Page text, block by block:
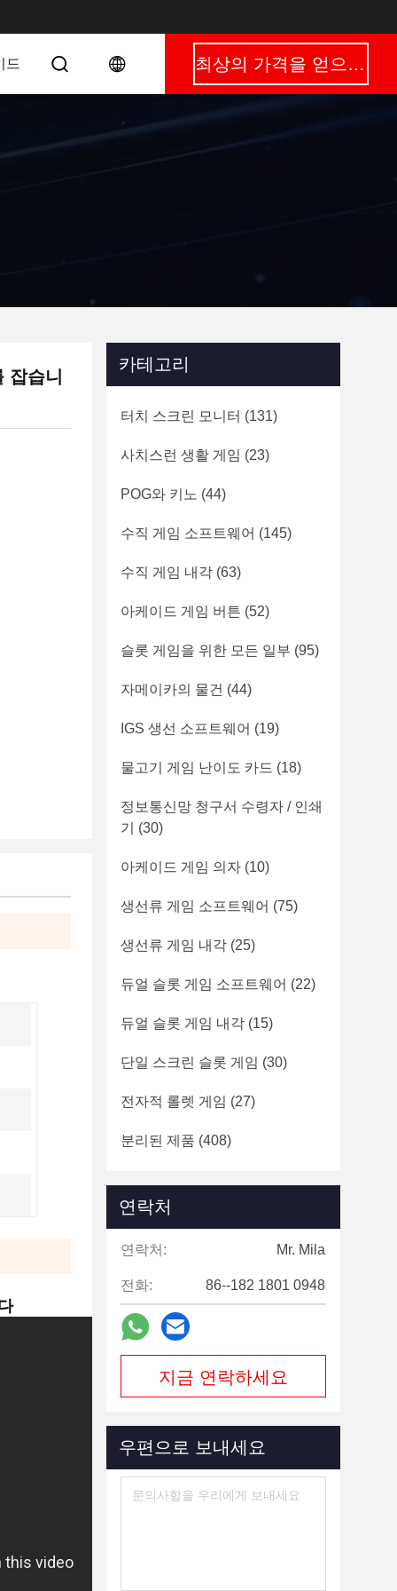
드 최상의 가격을 얻으세요
잡습니
카테고리
터치 스크린 모니터 (131)
사치스런 생활 게임 (23)
POG와 키노 (44)
수직 게임 소프트웨어 (145)
수직 게임 내각 (63)
아케이드 게임 버튼 (52)
슬롯 게임을 위한 모든 일부 (95)
자메이카의 물건 (44)
IGS 생선 소프트웨어 (19)
물고기 게임 난이도 카드 (18)
정보통신망 청구서 수령자 / 인쇄
기
(30)
아케이드 게임 의자 (10)
생선류 게임 소프트웨어 (75)
생선류 게임 내각 (25)
듀얼 슬롯 게임 소프트웨어 (22)
듀얼 슬롯 게임 내각 (15)
단일 스크린 슬롯 게임 (30)
전자적 롤렛 게임 (27)
분리된 제품 (408)
연락처
연락처: Mr. Mila
전화: 86--182 1801 0948
지금 연락하세요
우편으로 보내세요